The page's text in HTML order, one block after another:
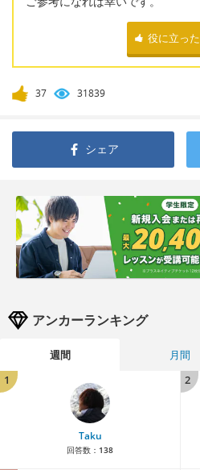
役に立った
37 31839
シェア
アンカーランキング
週間 月間
1
Taku
回答数： 138
2